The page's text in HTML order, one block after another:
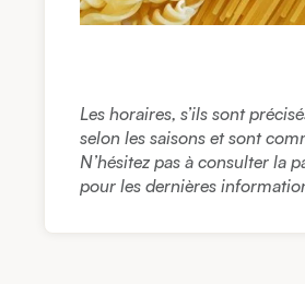
Les horaires, s’ils sont
selon les saisons et sont
N’hésitez pas à consulter la
pour les dernières